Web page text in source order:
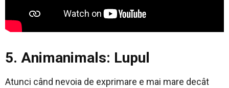
5. Animanimals: Lupul
Atunci când nevoia de exprimare e mai mare decât